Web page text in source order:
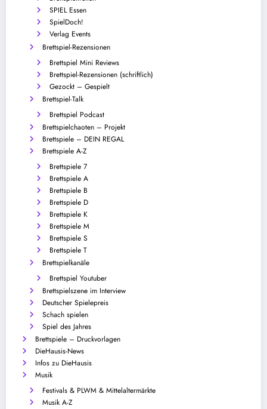
SPIEL Essen
SpielDoch!
Verlag Events
Brettspiel-Rezensionen
Brettspiel Mini Reviews
Brettspiel-Rezensionen (schriftlich)
Gezockt – Gespielt
Brettspiel-Talk
Brettspiel Podcast
Brettspielchaoten – Projekt
Brettspiele – DEIN REGAL
Brettspiele A-Z
Brettspiele 7
Brettspiele A
Brettspiele B
Brettspiele D
Brettspiele K
Brettspiele M
Brettspiele S
Brettspiele T
Brettspielkanäle
Brettspiel Youtuber
Brettspielszene im Interview
Deutscher Spielepreis
Schach spielen
Spiel des Jahres
Brettspiele – Druckvorlagen
DieHausis-News
Infos zu DieHausis
Musik
Festivals & PLWM & Mittelaltermärkte
Musik A-Z